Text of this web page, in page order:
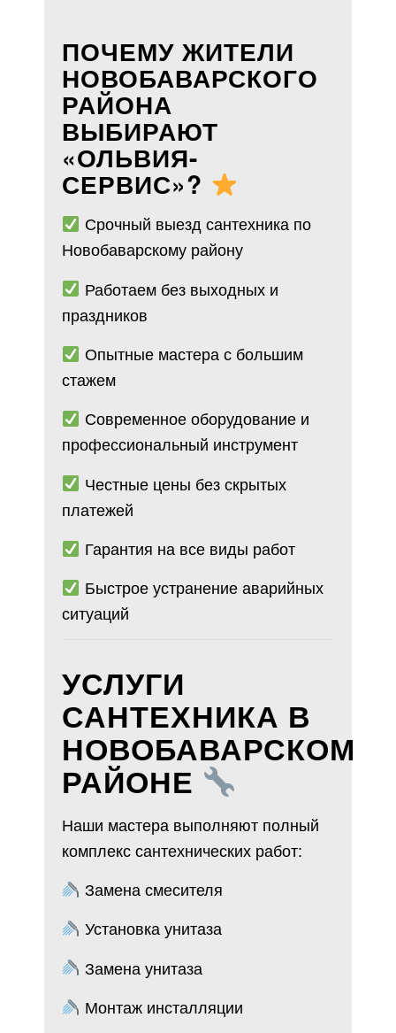
ПОЧЕМУ ЖИТЕЛИ
НОВОБАВАРСКОГО
РАЙОНА
ВЫБИРАЮТ
«ОЛЬВИЯ-
СЕРВИС»?
Срочный выезд сантехника по
Новобаварскому району
Работаем без выходных и
праздников
Опытные мастера с большим
стажем
Современное оборудование и
профессиональный инструмент
Честные цены без скрытых
платежей
Гарантия на все виды работ
Быстрое устранение аварийных
ситуаций
УСЛУГИ
САНТЕХНИКА В
НОВОБАВАРСКОМ
РАЙОНЕ
Наши мастера выполняют полный
комплекс сантехнических работ:
Замена смесителя
Установка унитаза
Замена унитаза
Монтаж инсталляции